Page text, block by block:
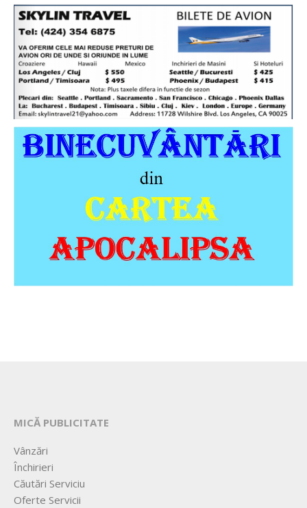
MICĂ PUBLICITATE
Vânzări
Închirieri
Căutări Serviciu
Oferte Servicii